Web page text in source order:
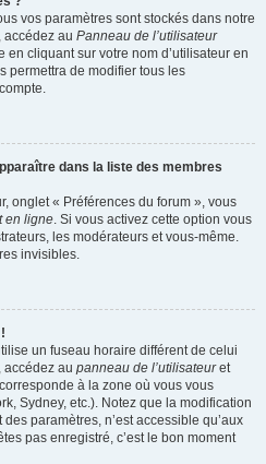
vos paramètres sont stockés dans notre
accédez au Panneau de l’utilisateur
cliquant sur votre nom d’utilisateur en
permettra de modifier tous les
dans la liste des membres
onglet « Préférences du forum », vous
en ligne . Si vous activez cette option vous
les modérateurs et vous-même.
invisibles.
un fuseau horaire différent de celui
accédez au panneau de l’utilisateuret
à la zone où vous vous
Sydney, etc.). Notez que la modification
paramètres, n’est accessible qu’aux
pas enregistré, c’est le bon moment